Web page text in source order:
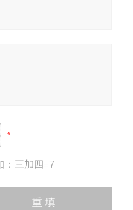
：三加四=7